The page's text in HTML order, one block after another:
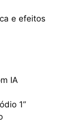
e efeitos
IA
1”